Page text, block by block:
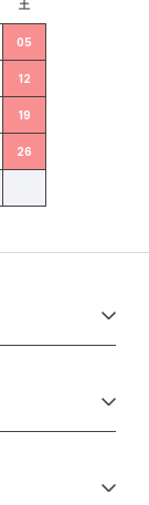
土
05
12
19
26